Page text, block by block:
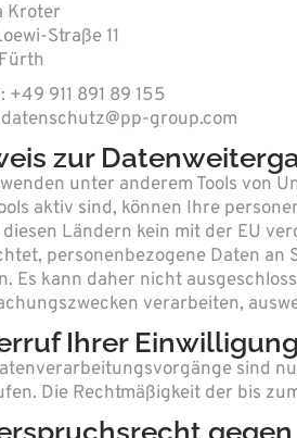
Kroter
Straße 11
+49 911 891 89 155
group.com
zur
unter anderem Tools von
aktiv sind, können Ihre
diesen Ländern kein mit der EU
personenbezogene Daten an
Es kann daher nicht
verarbeiten,
Ihrer
sind
Die Rechtmäßigkeit der bis